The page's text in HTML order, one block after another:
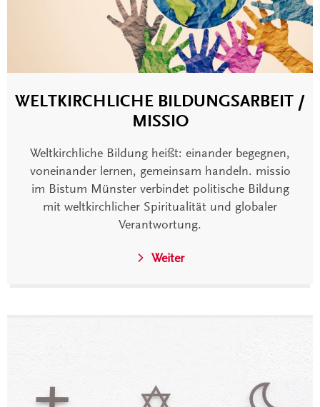
WELTKIRCHLICHE BILDUNGSARBEIT /
MISSIO
Weltkirchliche Bildung heißt: einander begegnen,
voneinander lernen, gemeinsam handeln. missio
im Bistum Münster verbindet politische Bildung
mit weltkirchlicher Spiritualität und globaler
Verantwortung.
Weiter